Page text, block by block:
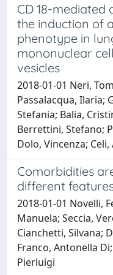
CD 18-mediated
the induction of
phenotype in
mononuclear
vesicles
2018-01-01 Neri,
Passalacqua, Ilaria;
Stefania; Balia,
Berrettini, Stefano;
Dolo, Vincenza;
Comorbidities
different
2018-01-01 Novelli,
Manuela; Seccia,
Cianchetti, Silvana;
Franco, Antonella
Pierluigi